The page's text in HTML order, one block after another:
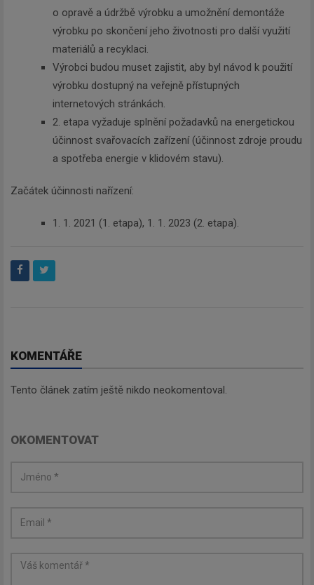
o opravě a údržbě výrobku a umožnění demontáže
výrobku po skončení jeho životnosti pro další využití
materiálů a recyklaci.
Výrobci budou muset zajistit, aby byl návod k použití
výrobku dostupný na veřejně přístupných
internetových stránkách.
2. etapa vyžaduje splnění požadavků na energetickou
účinnost svařovacích zařízení (účinnost zdroje proudu
a spotřeba energie v klidovém stavu).
Začátek účinnosti nařízení:
1. 1. 2021 (1. etapa), 1. 1. 2023 (2. etapa).
KOMENTÁŘE
Tento článek zatím ještě nikdo neokomentoval.
OKOMENTOVAT